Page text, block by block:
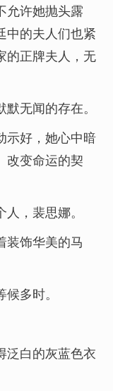
允许她抛头露
中的夫人们也紧
的正牌夫人，无
无闻的存在。
示好，她心中暗
改变命运的契
，裴思娜。
装饰华美的马
多时。
泛白的灰蓝色衣